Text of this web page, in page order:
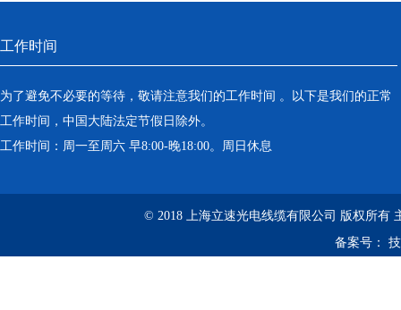
工作时间
为了避免不必要的等待，敬请注意我们的工作时间 。以下是我们的正常
工作时间，中国大陆法定节假日除外。
工作时间：周一至周六 早8:00-晚18:00。周日休息
© 2018 上海立速光电线缆有限公司 版权所有
备案号：